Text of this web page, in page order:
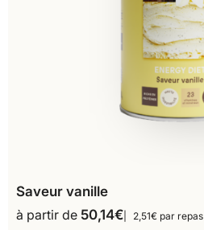
Saveur vanille
à partir de 50,14€ 2,51€ par repas